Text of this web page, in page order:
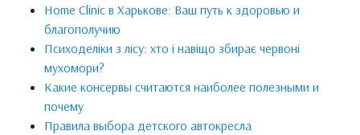
Home Clinic в Харькове: Ваш путь к здоровью и
благополучию
Психоделіки з лісу: хто і навіщо збирає червоні
мухомори?
Какие консервы считаются наиболее полезными и
почему
Правила выбора детского автокресла